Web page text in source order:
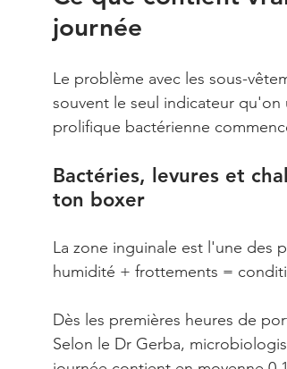
journée
Le problème avec les sous-
souvent le seul indicateur
prolifique bactérienne
Bactéries, levures et
ton boxer
La zone inguinale est l'une des
humidité + frottements =
Dès les premières heures de
Selon le Dr Gerba,